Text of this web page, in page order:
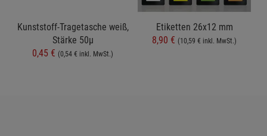
Kunststoff-Tragetasche weiß,
Stärke 50µ
0,45 € (0,54 € inkl. MwSt.)
Etiketten 26x12 mm
8,90 € (10,59 € inkl. MwSt.)